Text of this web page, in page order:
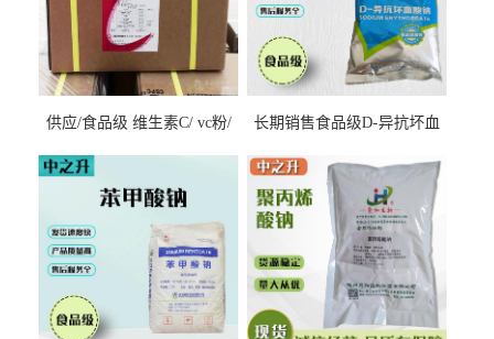
供应/食品级 维生素C/ vc粉/
长期销售食品级D-异抗坏血